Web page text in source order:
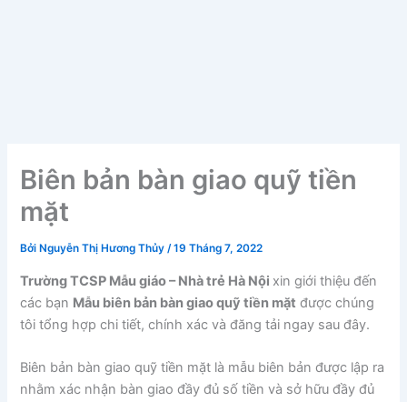
Biên bản bàn giao quỹ tiền
mặt
Bởi Nguyễn Thị Hương Thủy/19 Tháng 7, 2022
Trường TCSP Mẫu giáo – Nhà trẻ Hà Nội xin giới thiệu đến
các bạn Mẫu biên bản bàn giao quỹ tiền mặt được chúng
tôi tổng hợp chi tiết, chính xác và đăng tải ngay sau đây.
Biên bản bàn giao quỹ tiền mặt là mẫu biên bản được lập ra
nhằm xác nhận bàn giao đầy đủ số tiền và sở hữu đầy đủ